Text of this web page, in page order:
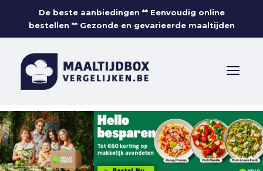
content
De beste aanbiedingen ** Eenvoudig online
bestellen ** Gezonde en gevarieerde maaltijden